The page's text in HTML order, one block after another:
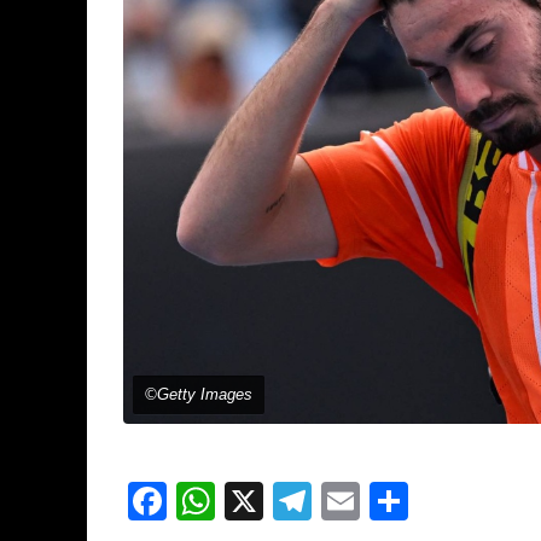
©Getty Images
Facebook
WhatsApp
X Telegram
Email